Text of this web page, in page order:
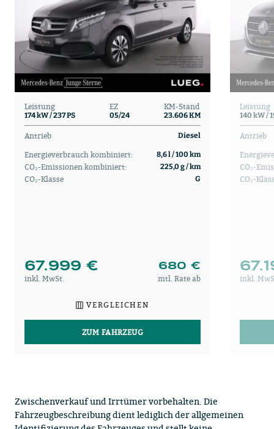
Leistung
174 kW / 237 PS
EZ
05/24
KM-Stand
23.606 KM
Antrieb Diesel
Energieverbrauch kombiniert: 8,6 l / 100 km
CO₂-Emissionen kombiniert: 225,0 g / km
CO₂-Klasse G
67.999 € 680 €
inkl. MwSt. mtl. Rate ab
VERGLEICHEN
ZUM FAHRZEUG
Leistung
140 kW /
Antrieb
CO₂-
CO₂-
inkl.
Zwischenverkauf und Irrtümer vorbehalten. Die
Fahrzeugbeschreibung dient lediglich der allgemeinen